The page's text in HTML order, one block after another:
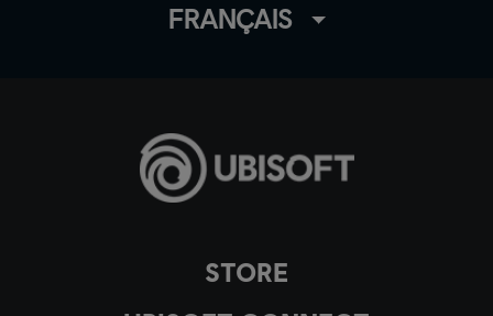
STORE
FRANÇAIS